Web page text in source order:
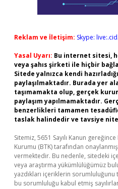
Reklam ve İletişim: Skype:
Yasal Uyarı: Bu internet sitesi,
veya şahıs şirketi ile hiçbir
Sitede yalnızca kendi
paylaşılmaktadır. Burada yer
taşımamakta olup, gerçek
paylaşım yapılmamaktadır.
benzerlikleri tamamen
taslak halindedir ve tavsiye
Sitemiz, 5651 Sayılı Kanun
Kurumu (BTK) tarafından
vermektedir. Bu nedenle, sitedeki
veya araştırma yükümlülüğümüz
yazdıkları içeriklerin
bu sorumluluğu kabul etmiş